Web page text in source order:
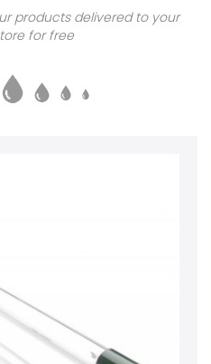
products delivered to your
for free